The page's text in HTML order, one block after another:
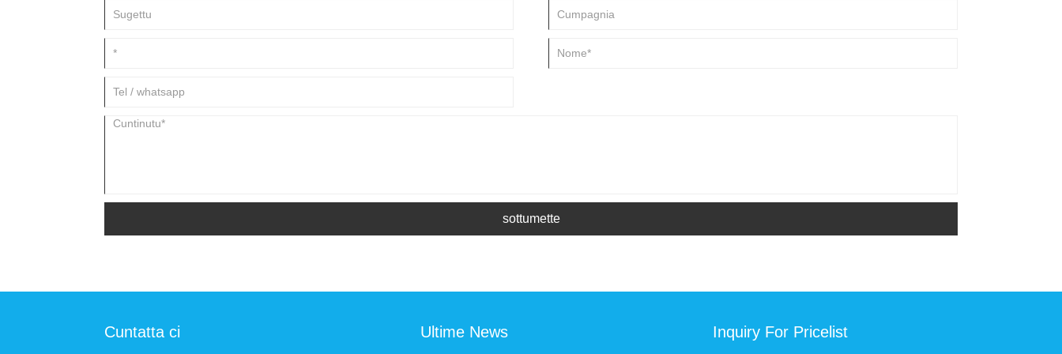
sottumette
Cuntatta ci Inquiry For Pricelist
Ultime News